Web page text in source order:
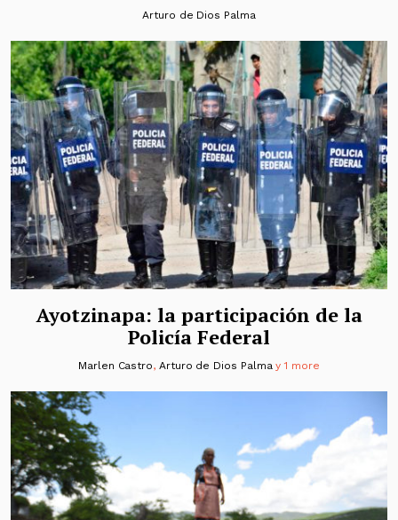
Arturo de Dios Palma
Ayotzinapa: la participación de la
Policía Federal
Marlen Castro, Arturo de Dios Palmay 1 more